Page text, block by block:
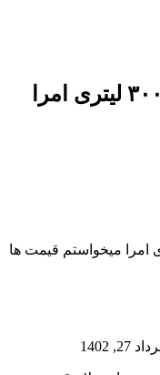
منبع انبساط ۳۰۰ لیتری امرا میخواستم قیمت ها
27, 1402